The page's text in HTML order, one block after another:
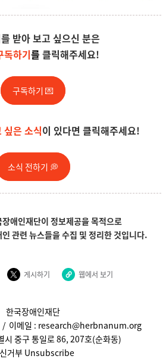
받아 보고 싶으신 분은
독하기를 클릭해주세요!
구독하기 💌
싶은 소식이 있다면 클릭해주세요!
소식 전하기 💭
애인재단이 정보제공을 목적으로
관련 뉴스들을수집 및 정리한 것입니다.
게시하기 웹에서 보기
한국장애인재단
/ 이메일 : research@herbnanum.org
시 중구 통일로 86, 207호(순화동)
거부 Unsubscribe